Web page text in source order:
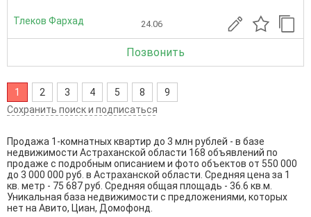
Тлеков Фархад 24.06
Позвонить
1 2 3 4 5 8
9
Сохранить поиск и подписаться
Продажа 1-комнатных квартир до 3 млн рублей - в базе
недвижимости Астраханской области 168 объявлений по
продаже с подробным описанием и фото объектов от 550 000
до 3 000 000 руб. в Астраханской области. Средняя цена за 1
кв. метр - 75 687 руб. Средняя общая площадь - 36.6 кв.м.
Уникальная база недвижимости с предложениями, которых
нет на Авито, Циан, Домофонд.